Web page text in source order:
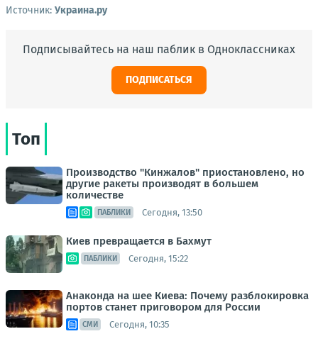
Источник: Украина.ру
Подписывайтесь на наш паблик в Одноклассниках
ПОДПИСАТЬСЯ
Топ
Производство "Кинжалов" приостановлено, но
другие ракеты производят в большем
количестве
ПАБЛИКИ Сегодня, 13:50
Киев превращается в Бахмут
ПАБЛИКИ Сегодня, 15:22
Анаконда на шее Киева: Почему разблокировка
портов станет приговором для России
СМИ Сегодня, 10:35